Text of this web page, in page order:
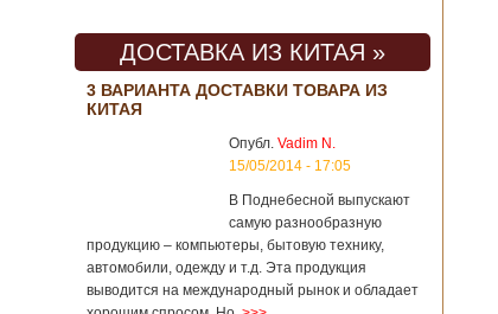
ДОСТАВКА ИЗ КИТАЯ »
3 ВАРИАНТА ДОСТАВКИ ТОВАРА ИЗ
КИТАЯ
Опубл. Vadim N.
15/05/2014 - 17:05
В Поднебесной выпускают
самую разнообразную
продукцию – компьютеры, бытовую технику,
автомобили, одежду и т.д. Эта продукция
выводится на международный рынок и обладает